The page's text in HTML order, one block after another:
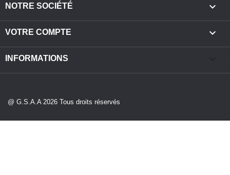
NOTRE SOCIÉTÉ 
VOTRE COMPTE 
INFORMATIONS
@ G.S.A.A 2026 Tous droits réservés